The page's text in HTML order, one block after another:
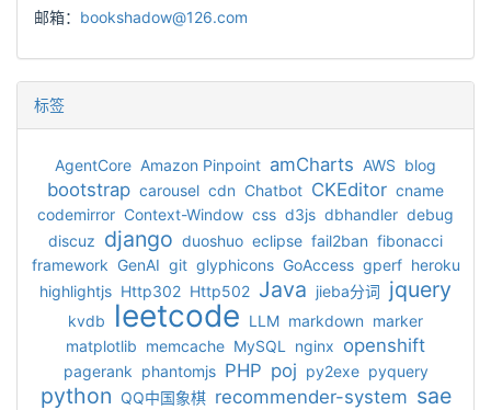
邮箱： bookshadow@126.com
标签
AgentCore Amazon Pinpoint amCharts AWS blog
bootstrap carousel cdn Chatbot CKEditor cname
codemirror Context-Window css d3js dbhandler debug
discuz django duoshuo eclipse fail2ban fibonacci
framework GenAI git glyphicons GoAccess gperf heroku
highlightjs Http302 Http502 Java jieba分词 jquery
kvdb leetcode LLM markdown marker
matplotlib memcache MySQL nginx openshift
pagerank phantomjs PHP poj py2exe pyquery
python QQ中国象棋 recommender-system sae